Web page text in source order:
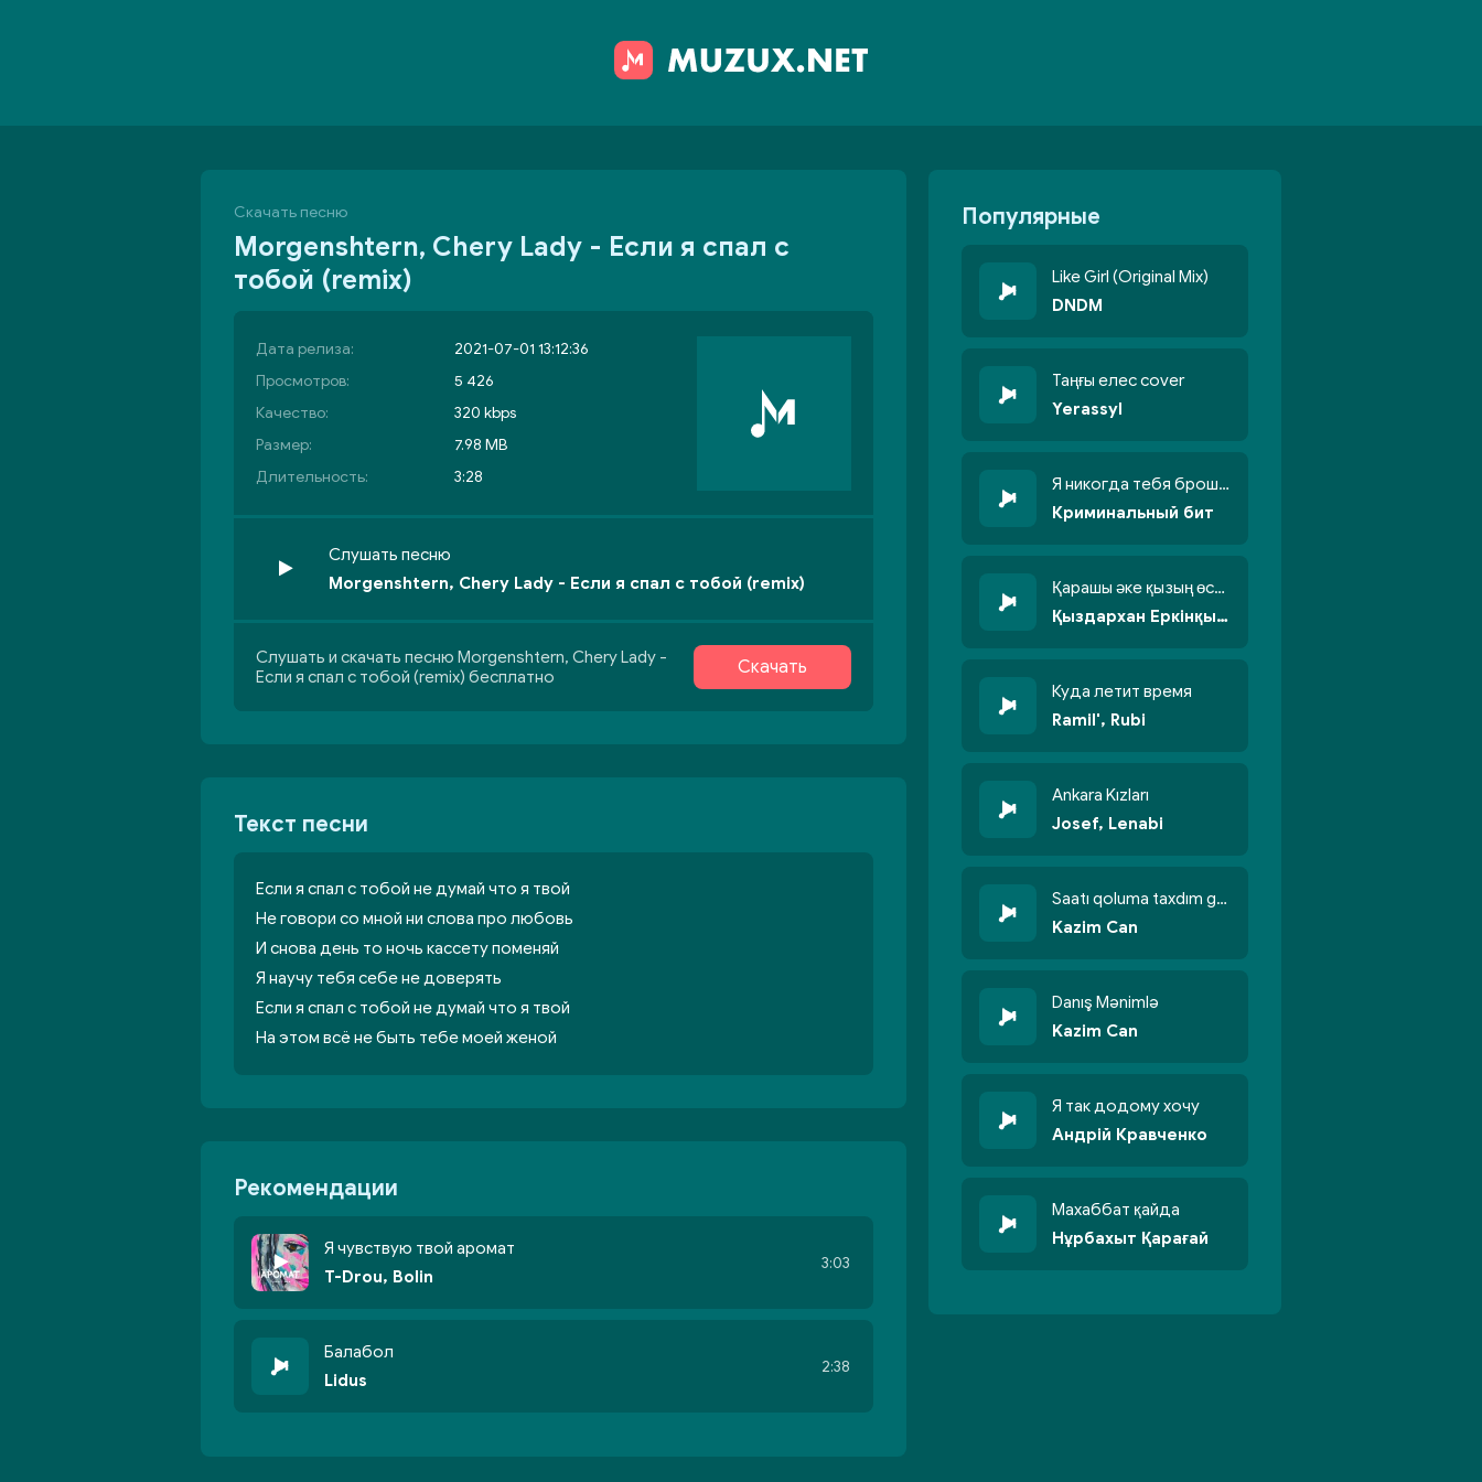
Скачать песню
Morgenshtern, Chery Lady - Если я спал с
тобой (remix)
Дата релиза:
2021-07-01 13:12:36
Просмотров:
5 426
Качество:
320 kbps
Размер:
7.98 MB
Длительность:
3:28
Слушать песню
Morgenshtern, Chery Lady - Если я спал с тобой (remix)
Слушать и скачать песню Morgenshtern, Chery Lady -
Если я спал с тобой (remix) бесплатно
Скачать
Текст песни
Если я спал с тобой не думай что я твой
Не говори со мной ни слова про любовь
И снова день то ночь кассету поменяй
Я научу тебя себе не доверять
Если я спал с тобой не думай что я твой
На этом всё не быть тебе моей женой
Рекомендации
Я чувствую твой аромат
T-Drou, Bolin
3:03
Балабол
Lidus
2:38
Популярные
Like Girl (Original Mix)
DNDM
Таңғы елес cover
Yerassyl
Я никогда тебя брошу никогда не кину
Криминальный бит
Қарашы әке қызың өсті бойжеттіп
Қыздархан Еркінқызы
Куда летит время
Ramil', Rubi
Ankara Kızları
Josef, Lenabi
Saatı qoluma taxdım göyün üzünə qalxdım
Kazim Can
Danış Mənimlə
Kazim Can
Я так додому хочу
Андрій Кравченко
Махаббат қайда
Нұрбахыт Қарағай